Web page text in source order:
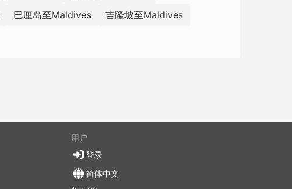
巴厘岛至Maldives
吉隆坡至Maldives
用户
登录
简体中文